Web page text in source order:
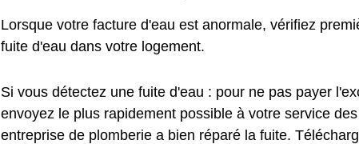
Lorsque votre facture d'eau est anormale, vérifiez
fuite d'eau dans votre logement.
Si vous détectez une fuite d'eau : pour ne pas payer
envoyez le plus rapidement possible à votre service
entreprise de plomberie a bien réparé la fuite.